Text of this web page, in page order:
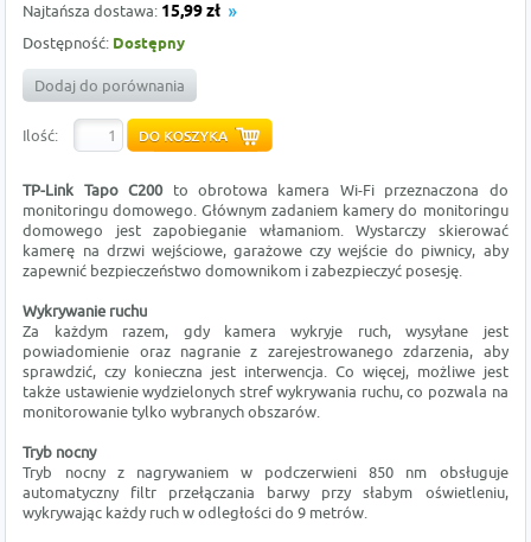
Najtańsza dostawa: 15,99 zł
Dostępność: Dostępny
Dodaj do porównania
Ilość:
TP-Link Tapo C200to obrotowa kamera Wi-Fi przeznaczona do
monitoringu domowego. Głównym zadaniem kamery do monitoringu
domowego jest zapobieganie włamaniom. Wystarczy skierować
kamerę na drzwi wejściowe, garażowe czy wejście do piwnicy, aby
zapewnić bezpieczeństwo domownikom i zabezpieczyć posesję.
Wykrywanie ruchu
Za każdym razem, gdy kamera wykryje ruch, wysyłane jest
powiadomienie oraz nagranie z zarejestrowanego zdarzenia, aby
sprawdzić, czy konieczna jest interwencja. Co więcej, możliwe jest
także ustawienie wydzielonych stref wykrywania ruchu, co pozwala na
monitorowanie tylko wybranych obszarów.
Tryb nocny
Tryb nocny z nagrywaniem w podczerwieni 850 nm obsługuje
automatyczny filtr przełączania barwy przy słabym oświetleniu,
wykrywając każdy ruch w odległości do 9 metrów.